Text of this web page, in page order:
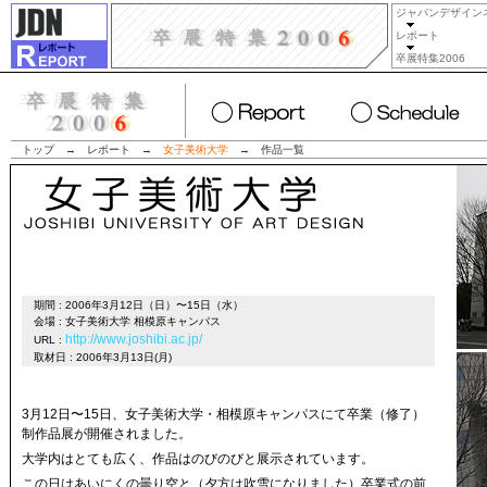
ジャパンデザイン
レポート
卒展特集2006
トップ→ レポート → 女子美術大学 → 作品一覧
期間 : 2006年3月12日（日）〜15日（水）
会場 : 女子美術大学 相模原キャンパス
URL : http://www.joshibi.ac.jp/
取材日 : 2006年3月13日(月)
3月12日〜15日、女子美術大学・相模原キャンパスにて卒業（修了）
制作品展が開催されました。
大学内はとても広く、作品はのびのびと展示されています。
この日はあいにくの曇り空と（夕方は吹雪になりました）卒業式の前